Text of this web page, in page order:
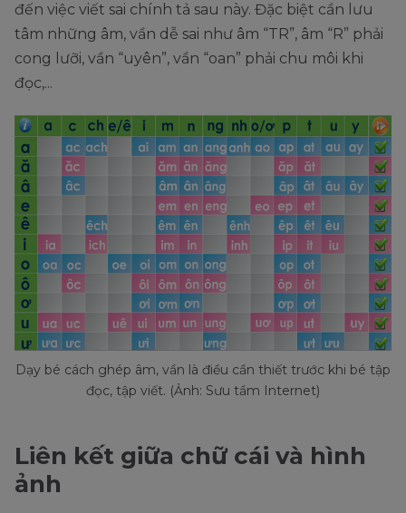
đến việc viết sai chính tả sau này. Đặc biệt cần lưu
tâm những âm, vần dễ sai như âm “TR”, âm “R” phải
cong lưỡi, vần “uyên”, vần “oan” phải chu môi khi
đọc,...
Dạy bé cách ghép âm, vần là điều cần thiết trước khi bé tập
đọc, tập viết. (Ảnh: Sưu tầm Internet)
Liên kết giữa chữ cái và hình
ảnh